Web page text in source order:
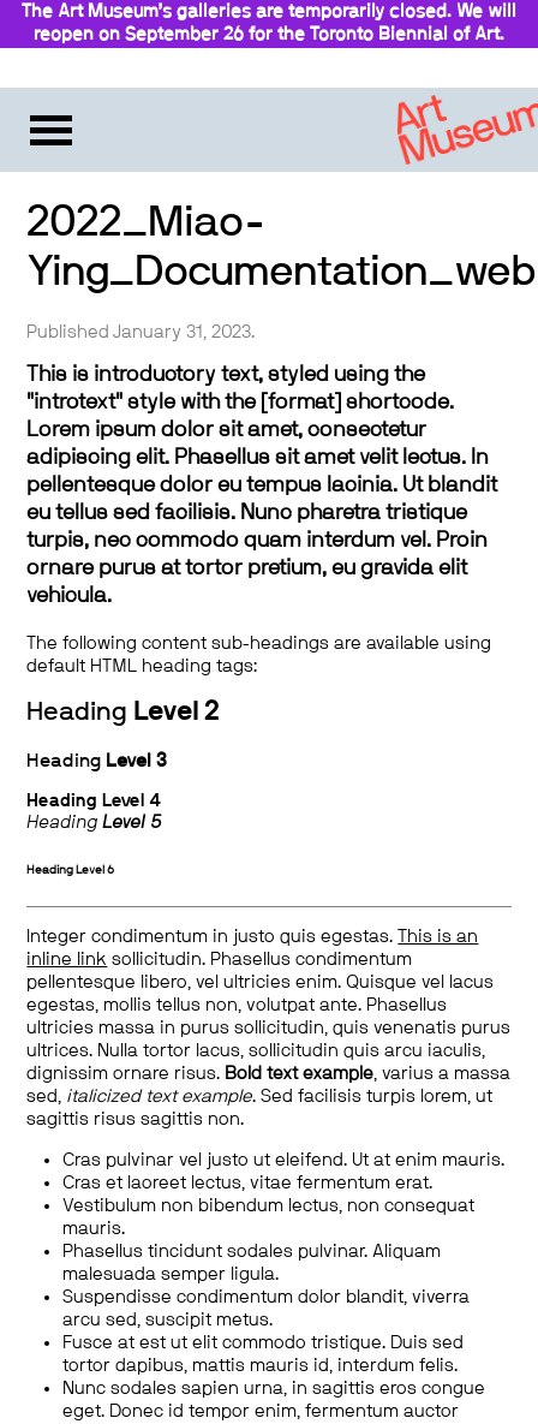
The Art Museum’s galleries are temporarily closed. We will
reopen on September 26 for the Toronto Biennial of Art.
2022_Miao-
Ying_Documentation_web
Published January 31, 2023.
This is introductory text, styled using the
"introtext" style with the [format] shortcode.
Lorem ipsum dolor sit amet, consectetur
adipiscing elit. Phasellus sit amet velit lectus. In
pellentesque dolor eu tempus lacinia. Ut blandit
eu tellus sed facilisis. Nunc pharetra tristique
turpis, nec commodo quam interdum vel. Proin
ornare purus at tortor pretium, eu gravida elit
vehicula.
The following content sub-headings are available using
default HTML heading tags:
Heading Level 2
Heading Level 3
Heading Level 4
HeadingLevel 5
Heading Level 6
Integer condimentum in justo quis egestas.
This is an
inline link sollicitudin. Phasellus condimentum
pellentesque libero, vel ultricies enim. Quisque vel lacus
egestas, mollis tellus non, volutpat ante. Phasellus
ultricies massa in purus sollicitudin, quis venenatis purus
ultrices. Nulla tortor lacus, sollicitudin quis arcu iaculis,
dignissim ornare risus. Bold text example, varius a massa
sed, italicized text example. Sed facilisis turpis lorem, ut
sagittis risus sagittis non.
Cras pulvinar vel justo ut eleifend. Ut at enim mauris.
Cras et laoreet lectus, vitae fermentum erat.
Vestibulum non bibendum lectus, non consequat
mauris.
Phasellus tincidunt sodales pulvinar. Aliquam
malesuada semper ligula.
Suspendisse condimentum dolor blandit, viverra
arcu sed, suscipit metus.
Fusce at est ut elit commodo tristique. Duis sed
tortor dapibus, mattis mauris id, interdum felis.
Nunc sodales sapien urna, in sagittis eros congue
eget. Donec id tempor enim, fermentum auctor